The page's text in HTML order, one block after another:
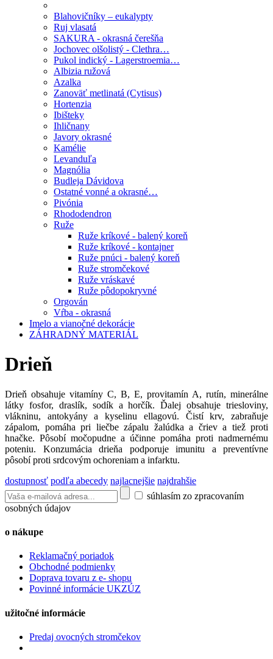
Blahovičníky – eukalypty
Ruj vlasatá
SAKURA - okrasná čerešňa
Jochovec olšolistý - Clethra…
Pukol indický - Lagerstroemia…
Albizia ružová
Azalka
Zanoväť metlinatá (Cytisus)
Hortenzia
Ibišteky
Ihličnany
Javory okrasné
Kamélie
Levanduľa
Magnólia
Budleja Dávidova
Ostatné vonné a okrasné…
Pivónia
Rhododendron
Ruže
Ruže kríkové - balený koreň
Ruže kríkové - kontajner
Ruže pnúci - balený koreň
Ruže stromčekové
Ruže vráskavé
Ruže pôdopokryvné
Orgován
Vŕba - okrasná
Imelo a vianočné dekorácie
ZÁHRADNÝ MATERIÁL
Drieň
Drieň obsahuje vitamíny C, B, E, provitamín A, rutín, minerálne
látky fosfor, draslík, sodík a horčík. Ďalej obsahuje triesloviny,
vlákninu, antokyány a kyselinu ellagovú. Čistí krv, zabraňuje
zápalom, pomáha pri liečbe zápalu žalúdka a čriev a tiež proti
hnačke. Pôsobí močopudne a účinne pomáha proti nadmernému
poteniu. Konzumácia drieňa podporuje imunitu a preventívne
pôsobí proti srdcovým ochoreniam a infarktu.
dostupnosť podľa abecedy najlacnejšie najdrahšie
súhlasím zo zpracovaním
osobných údajov
o nákupe
Reklamačný poriadok
Obchodné podmienky
Doprava tovaru z e- shopu
Povinné informácie UKZÚZ
užitočné informácie
Predaj ovocných stromčekov